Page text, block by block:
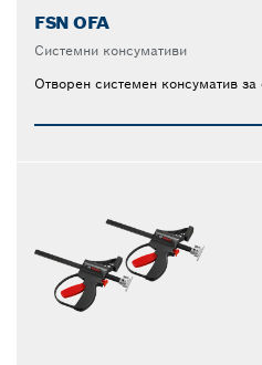
FSN OFA
Системни консумативи
Отворен системен консуматив